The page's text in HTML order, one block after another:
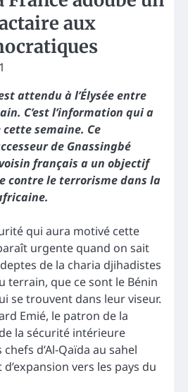
aux
attendu à l’Élysée entre
C’est l’information qui a
semaine. Ce
de Gnassingbé
français a un objectif
contre le terrorisme dans la
qui aura motivé cette
urgente quand on sait
de la charia djihadistes
terrain, que ce sont le Bénin
se trouvent dans leur viseur.
Emié, le patron de la
la sécurité intérieure
d’Al-Qaïda au sahel
vers les pays du